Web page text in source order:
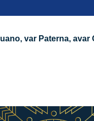
var Paterna,